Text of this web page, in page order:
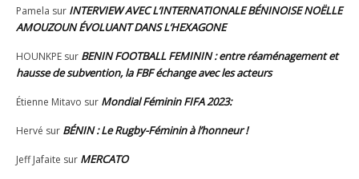
Pamela sur INTERVIEW AVEC L’INTERNATIONALE BÉNINOISE NOËLLE
AMOUZOUN ÉVOLUANT DANS L’HEXAGONE
HOUNKPE sur BENIN FOOTBALL FEMININ : entre réaménagement et
hausse de subvention, la FBF échange avec les acteurs
Étienne Mitavo sur Mondial Féminin FIFA 2023:
Hervé sur BÉNIN : Le Rugby-Féminin à l’honneur !
Jeff Jafaite sur MERCATO